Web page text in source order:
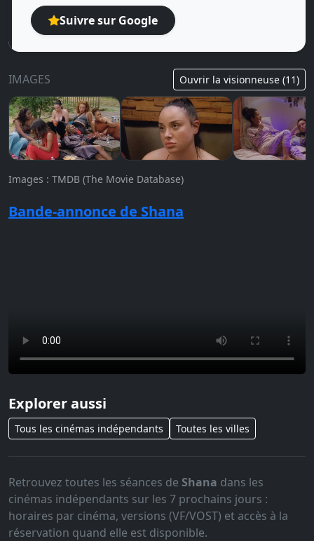
Suivre sur Google
IMAGES Ouvrir la visionneuse (11)
Images : TMDB (The Movie Database)
Bande-annonce de Shana
Explorer aussi
Tous les cinémas indépendants Toutes les villes
Retrouvez toutes les séances de Shana dans les
cinémas indépendants sur les 7 prochains jours :
horaires par cinéma, versions (VF/VOST) et accès à la
réservation quand elle est disponible.